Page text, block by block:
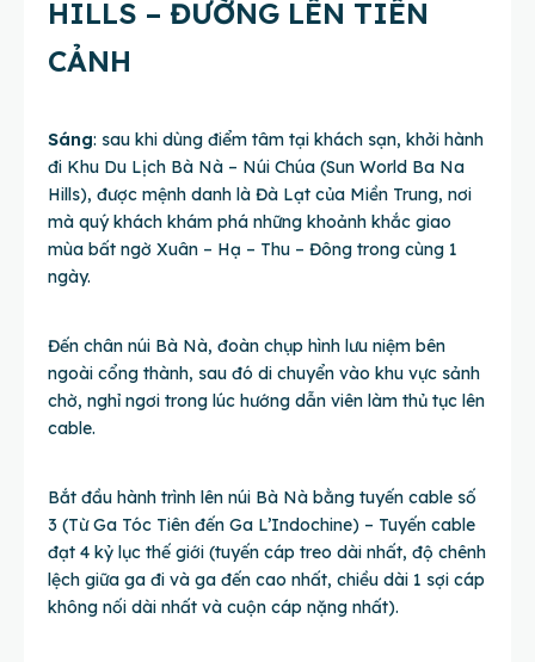
HILLS – ĐƯỜNG LÊN TIÊN
CẢNH
Sáng: sau khi dùng điểm tâm tại khách sạn, khởi hành
đi Khu Du Lịch Bà Nà – Núi Chúa (Sun World Ba Na
Hills), được mệnh danh là Đà Lạt của Miền Trung, nơi
mà quý khách khám phá những khoảnh khắc giao
mùa bất ngờ Xuân – Hạ – Thu – Đông trong cùng 1
ngày.
Đến chân núi Bà Nà, đoàn chụp hình lưu niệm bên
ngoài cổng thành, sau đó di chuyển vào khu vực sảnh
chờ, nghỉ ngơi trong lúc hướng dẫn viên làm thủ tục lên
cable.
Bắt đầu hành trình lên núi Bà Nà bằng tuyến cable số
3 (Từ Ga Tóc Tiên đến Ga L’Indochine) – Tuyến cable
đạt 4 kỷ lục thế giới (tuyến cáp treo dài nhất, độ chênh
lệch giữa ga đi và ga đến cao nhất, chiều dài 1 sợi cáp
không nối dài nhất và cuộn cáp nặng nhất).